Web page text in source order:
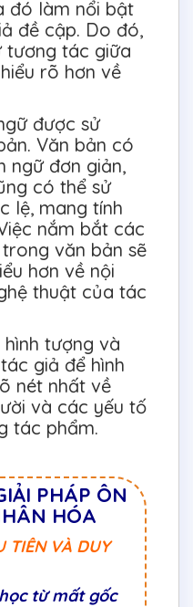
đó làm nổi bật
đề cập. Do đó,
tương tác giữa
rõ hơn về
được sử
Văn bản có
ngữ đơn giản,
có thể sử
lệ, mang tính
nắm bắt các
văn bản sẽ
hơn về nội
thuật của tác
hình tượng và
giả để hình
nét nhất về
và các yếu tố
tác phẩm.
PHÁP ÔN
HÓA
TIÊN VÀ DUY
từ mất gốc